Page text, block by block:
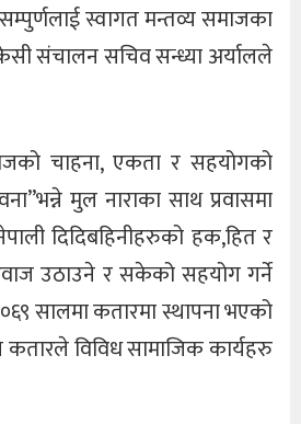
स्वागत मन्तव्य समाजका
केसी संचालन सचिव सन्ध्या अर्यालले
चाहना, एकता र सहयोगको
मुल नाराका साथ प्रवासमा
दिदिबहिनीहरुको हक,हित र
उठाउने र सकेको सहयोग गर्ने
सालमा कतारमा स्थापना भएको
विविध सामाजिक कार्यहरु